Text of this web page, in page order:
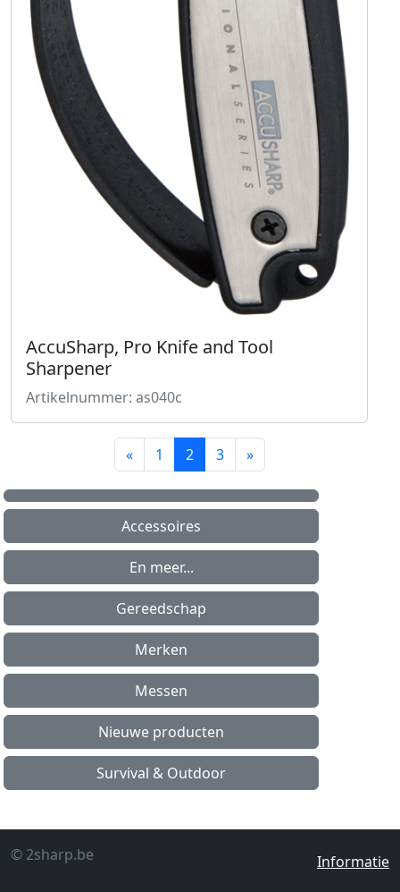
AccuSharp, Pro Knife and Tool
Sharpener
Artikelnummer: as040c
« 1 2 3 »
Accessoires
En meer...
Gereedschap
Merken
Messen
Nieuwe producten
Survival & Outdoor
© 2sharp.be Informatie